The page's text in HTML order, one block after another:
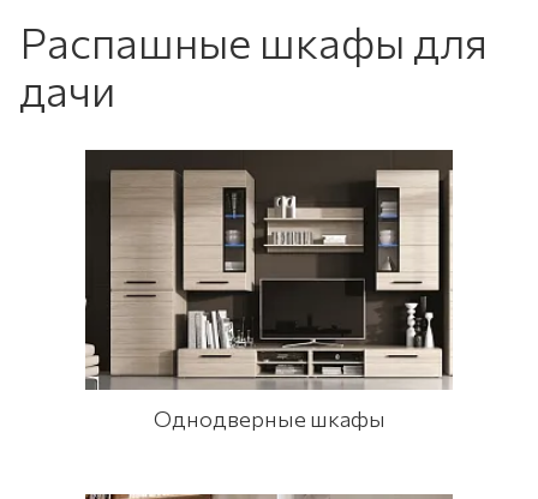
Распашные шкафы для
дачи
Однодверные шкафы